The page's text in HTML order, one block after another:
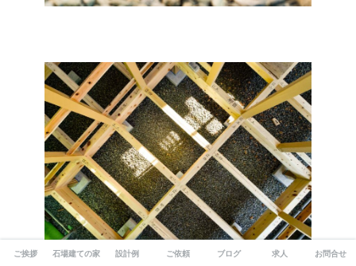
ご挨拶 石場建ての家 設計例 ご依頼 ブログ 求人 お問合せ